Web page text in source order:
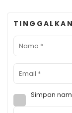
Simpan